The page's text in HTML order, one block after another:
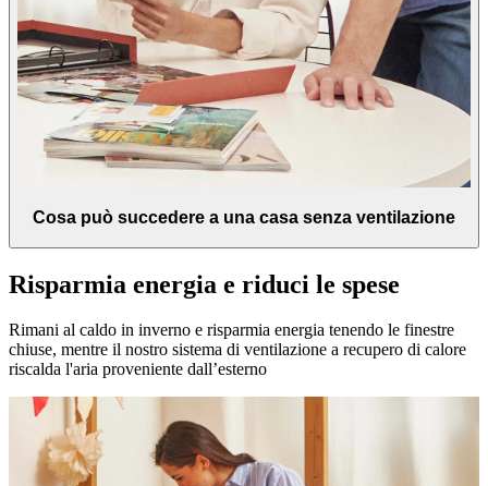
Cosa può succedere a una casa senza ventilazione
Risparmia energia e riduci le spese
Rimani al caldo in inverno e risparmia energia tenendo le finestre
chiuse, mentre il nostro sistema di ventilazione a recupero di calore
riscalda l'aria proveniente dall’esterno